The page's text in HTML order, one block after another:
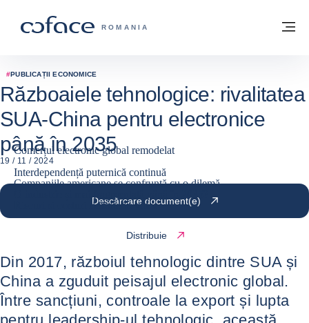
COFACE FOR TRADE - WEBSITE GRUP
ROMANIA
Înapoi la pagina de start
#PUBLICAȚII ECONOMICE
Războaiele tehnologice: rivalitatea
SUA-China pentru electronice
până în 2035
19 / 11 / 2024
Comerțul electronic global remodelat
Interdependență puternică continuă
Companiile americane se confruntă cu o dilemă
Riscuri și costuri ridicate în viitor
Descărcare document(e)
Distribuie
Din 2017, războiul tehnologic dintre SUA și
China a zguduit peisajul electronic global.
Între sancțiuni, controale la export și lupta